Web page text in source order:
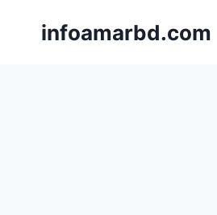
infoamarbd.com